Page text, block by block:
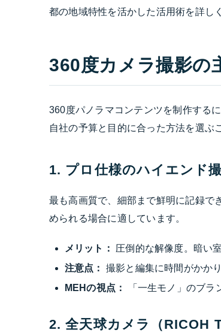
都の地域特性を活かした活用術を詳し
360度カメラ撮影の
360度パノラマコンテンツを制作する
自社の予算と目的に合った方法を選ぶ
1. プロ仕様のハイエンド
最も高画質で、細部まで鮮明に記録で
められる場合に適しています。
メリット：
圧倒的な解像度。暗い
注意点：
撮影と編集に時間がかか
MEHの視点：
「一生モノ」のブラ
2. 全天球カメラ（RICOH